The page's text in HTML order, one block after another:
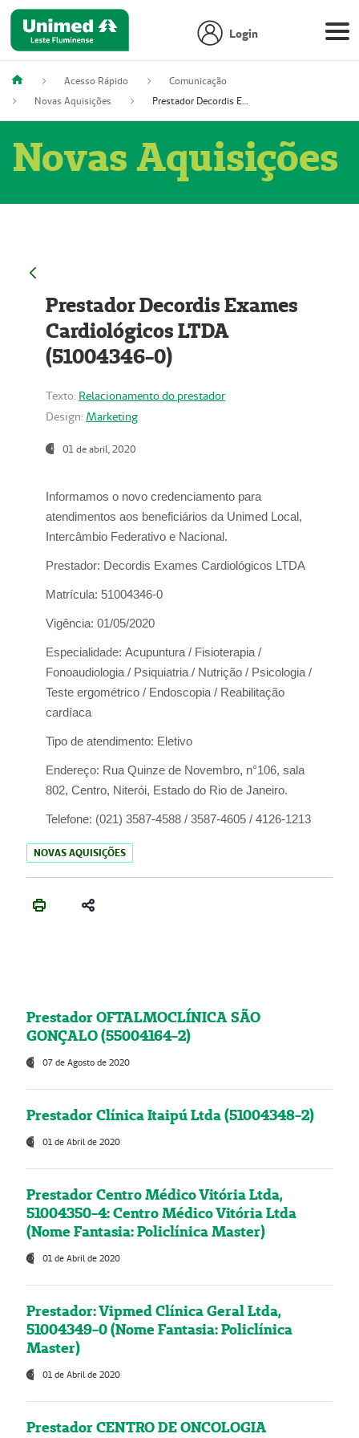
Login
Acesso Rápido
Comunicação
Novas Aquisições
Prestador Decordis Exames Cardiológicos LTDA (51004346-0)
Novas Aquisições
Prestador Decordis Exames
Cardiológicos LTDA
(51004346-0)
Texto: Relacionamento do prestador
Design: Marketing
01 de abril, 2020
Informamos o novo credenciamento para
atendimentos aos beneficiários da Unimed Local,
Intercâmbio Federativo e Nacional.
Prestador: Decordis Exames Cardiológicos LTDA
Matrícula: 51004346-0
Vigência: 01/05/2020
Especialidade: Acupuntura / Fisioterapia /
Fonoaudiologia / Psiquiatria / Nutrição / Psicologia /
Teste ergométrico / Endoscopia / Reabilitação
cardíaca
Tipo de atendimento: Eletivo
Endereço: Rua Quinze de Novembro, n°106, sala
802, Centro, Niterói, Estado do Rio de Janeiro.
Telefone: (021) 3587-4588 / 3587-4605 / 4126-1213
NOVAS AQUISIÇÕES
Prestador OFTALMOCLÍNICA SÃO
GONÇALO (55004164-2)
07 de Agosto de 2020
Prestador Clínica Itaipú Ltda (51004348-2)
01 de Abril de 2020
Prestador Centro Médico Vitória Ltda,
51004350-4: Centro Médico Vitória Ltda
(Nome Fantasia: Policlínica Master)
01 de Abril de 2020
Prestador: Vipmed Clínica Geral Ltda,
51004349-0 (Nome Fantasia: Policlínica
Master)
01 de Abril de 2020
Prestador CENTRO DE ONCOLOGIA